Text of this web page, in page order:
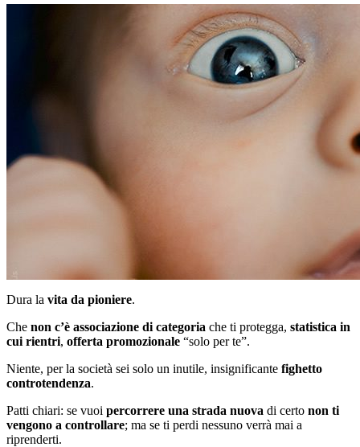
Dura la vita da pioniere.
Che non c’è associazione di categoria che ti protegga, statistica in
cui rientri, offerta promozionale “solo per te”.
Niente, per la società sei solo un inutile, insignificante fighetto
controtendenza.
Patti chiari: se vuoi percorrere una strada nuova di certo non ti
vengono a controllare; ma se ti perdi nessuno verrà mai a
riprenderti.